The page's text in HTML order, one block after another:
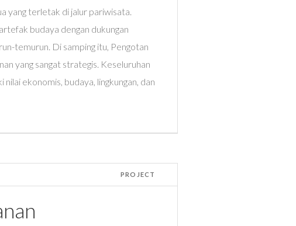
yang terletak di jalur pariwisata.
budaya dengan dukungan
temurun. Di samping itu, Pengotan
yang sangat strategis. Keseluruhan
ekonomis, budaya, lingkungan, dan
PROJECT